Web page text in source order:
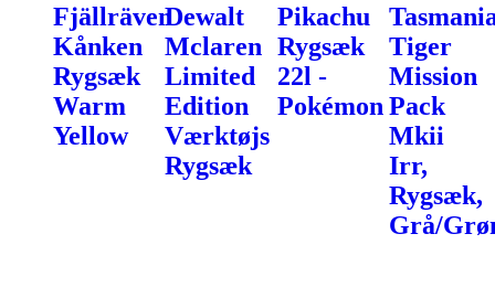
Fjällräven
Kånken
Rygsæk
Warm
Yellow
Dewalt
Mclaren
Limited
Edition
Værktøjs
Rygsæk
Pikachu
Rygsæk
22l -
Pokémon
Tiger
Mission
Pack
Mkii
Irr,
Rygsæk,
Grå/